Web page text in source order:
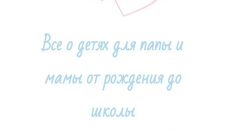
Все о детях для папы и
мамы от рождения до
школы